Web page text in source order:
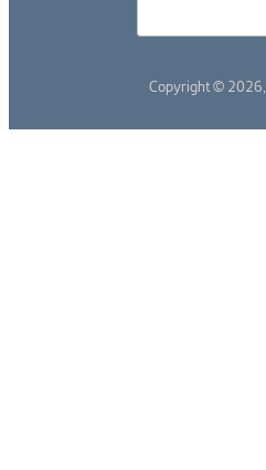
Copyright © 2026,